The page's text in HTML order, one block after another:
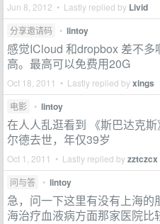
Jun 8, 2012 • Lastly replied by Livid
分享邀请码 • lintoy
感觉ICloud 和dropbox 差不
高。最高可以免费用20G
Oct 18, 2011 • Lastly replied byxings
电影 • lintoy
在人人乱逛看到 《斯巴达克
尔德去世，年仅39岁
Oct 1, 2011 • Lastly replied byzztczcx
问与答 • lintoy
急，问一下这里有没有上海的
海治疗血液病方面那家医院比